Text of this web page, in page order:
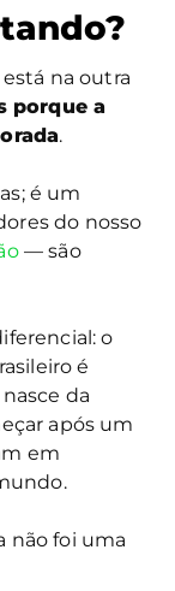
na outra
porque a
.
é um
do nosso
— são
o
é
da
após um
em
não foi uma